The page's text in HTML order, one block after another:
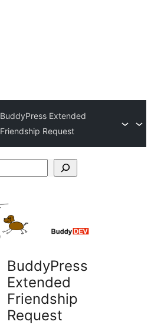
BuddyPress Extended
Friendship Request
BuddyPress
Extended
Friendship
Request